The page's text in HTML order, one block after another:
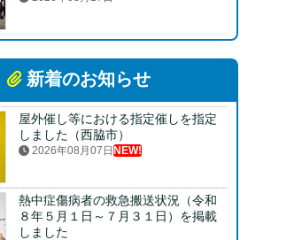
新着のお知らせ
屋外催し等における指定催しを指定
しました（西脇市）
2026年08月07日 NEW!
熱中症傷病者の救急搬送状況（令和
８年５月１日～７月３１日）を掲載
しました